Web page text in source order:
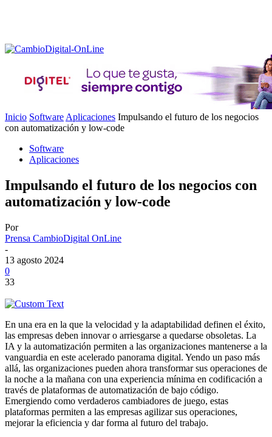
Inicio Software Aplicaciones Impulsando el futuro de los negocios
con automatización y low-code
Software
Aplicaciones
Impulsando el futuro de los negocios con
automatización y low-code
Por
Prensa CambioDigital OnLine
-
13 agosto 2024
0
33
En una era en la que la velocidad y la adaptabilidad definen el éxito,
las empresas deben innovar o arriesgarse a quedarse obsoletas. La
IA y la automatización permiten a las organizaciones mantenerse a la
vanguardia en este acelerado panorama digital. Yendo un paso más
allá, las organizaciones pueden ahora transformar sus operaciones de
la noche a la mañana con una experiencia mínima en codificación a
través de plataformas de automatización de bajo código.
Emergiendo como verdaderos cambiadores de juego, estas
plataformas permiten a las empresas agilizar sus operaciones,
mejorar la eficiencia y dar forma al futuro del trabajo.